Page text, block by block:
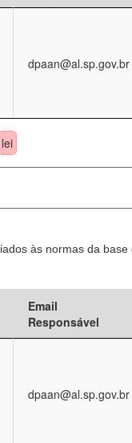
dpaan@al.sp.gov.br
lei
às normas da base
Email
Responsável
dpaan@al.sp.gov.br